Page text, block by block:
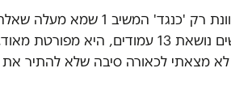
"ספק גמור בעיניי האם הבקשה מכוונת רק
ההחלטה, אשר את פרסומה מבקשים נושאת 13 עמודים,
לא מצאתי לכאורה סיבה שלא להתיר